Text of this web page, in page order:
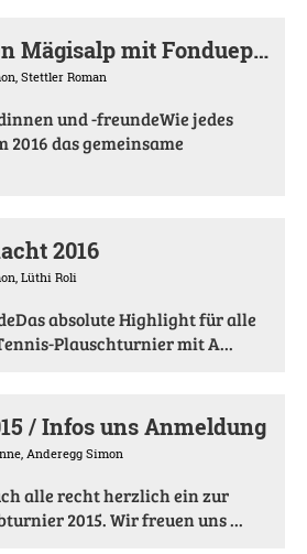
Nachtskifahren Mägisalp mit Fondueplausch
Stettler Roman
und -freundeWie jedes
das gemeinsame
2016
Lüthi Roli
absolute Highlight für alle
Plauschturnier mit A...
/ Infos uns Anmeldung
Anderegg Simon
alle recht herzlich ein zur
2015. Wir freuen uns ...